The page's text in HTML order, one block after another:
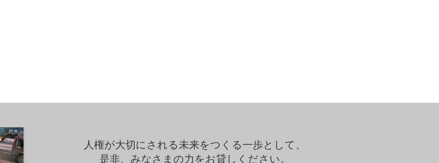
人権が大切にされる未来をつくる一歩として、
是非、みなさまの力をお貸しください。